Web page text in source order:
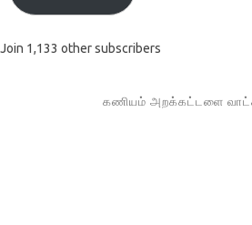
Join 1,133 other subscribers
கணியம் அறக்கட்டளை